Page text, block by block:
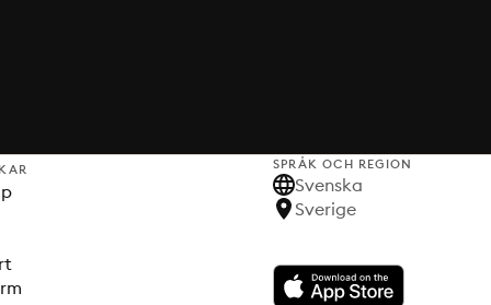
SPRÅK OCH REGION
Svenska
Sverige